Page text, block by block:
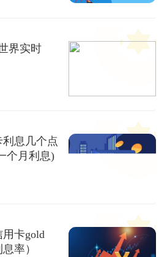
界实时
息几个点
个月利息)
卡gold
率）